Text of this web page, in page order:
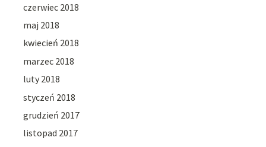
czerwiec 2018
maj 2018
kwiecień 2018
marzec 2018
luty 2018
styczeń 2018
grudzień 2017
listopad 2017